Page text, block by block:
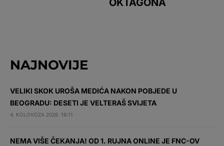
OKTAGONA
NAJNOVIJE
VELIKI SKOK UROŠA MEDIĆA NAKON POBJEDE U
BEOGRADU: DESETI JE VELTERAŠ SVIJETA
4. KOLOVOZA 2026. 16:11
NEMA VIŠE ČEKANJA! OD 1. RUJNA ONLINE JE FNC-OV